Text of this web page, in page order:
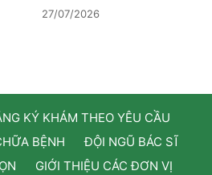
27/07/2026
KÝ KHÁM THEO YÊU CẦU
BỆNH
ĐỘI NGŨ BÁC SĨ
GIỚI THIỆU CÁC ĐƠN VỊ